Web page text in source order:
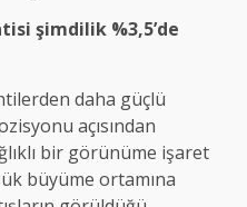
şimdilik %3,5’de
daha güçlü
açısından
bir görünüme işaret
büyüme ortamına